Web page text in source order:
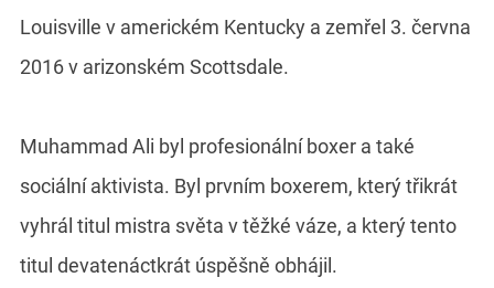
Louisville v americkém Kentucky a zemřel 3. června
2016 v arizonském Scottsdale.
Muhammad Ali byl profesionální boxer a také
sociální aktivista. Byl prvním boxerem, který třikrát
vyhrál titul mistra světa v těžké váze, a který tento
titul devatenáctkrát úspěšně obhájil.